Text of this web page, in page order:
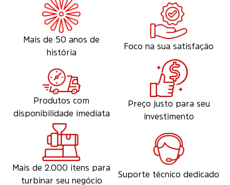
Mais de 50 anos de
história
Foco na sua satisfação
Produtos com
disponibilidade imediata
Preço justo para seu
investimento
Mais de 2.000 itens para
turbinar seu negócio
Suporte técnico dedicado